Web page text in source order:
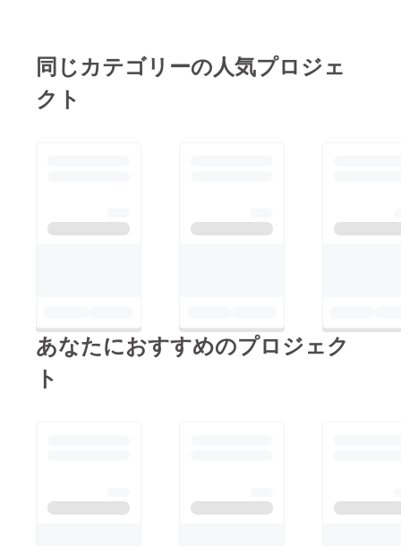
同じカテゴリーの人気プロジェ
クト
あなたにおすすめのプロジェク
ト